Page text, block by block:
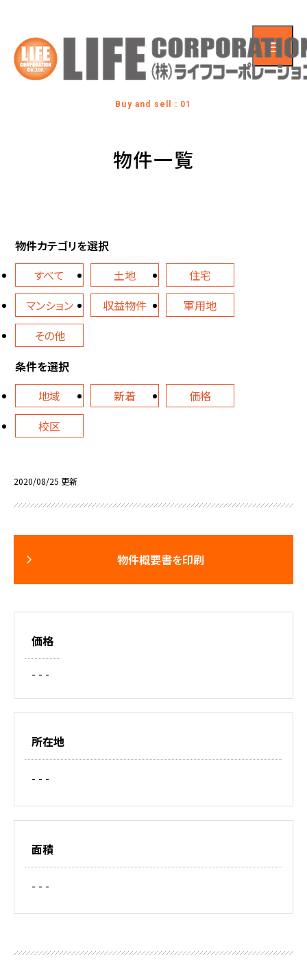
Buy and sell : 01
物件一覧
物件カテゴリを選択
すべて
土地
住宅
マンション
収益物件
軍用地
その他
条件を選択
地域
新着
価格
校区
2020/08/25 更新
物件概要書を印刷
価格
- - -
所在地
- - -
面積
- - -